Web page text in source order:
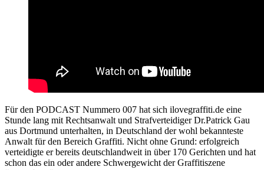
Für den PODCAST Nummero 007 hat sich ilovegraffiti.de eine
Stunde lang mit Rechtsanwalt und Strafverteidiger Dr.Patrick Gau
aus Dortmund unterhalten, in Deutschland der wohl bekannteste
Anwalt für den Bereich Graffiti. Nicht ohne Grund: erfolgreich
verteidigte er bereits deutschlandweit in über 170 Gerichten und hat
schon das ein oder andere Schwergewicht der Graffitiszene